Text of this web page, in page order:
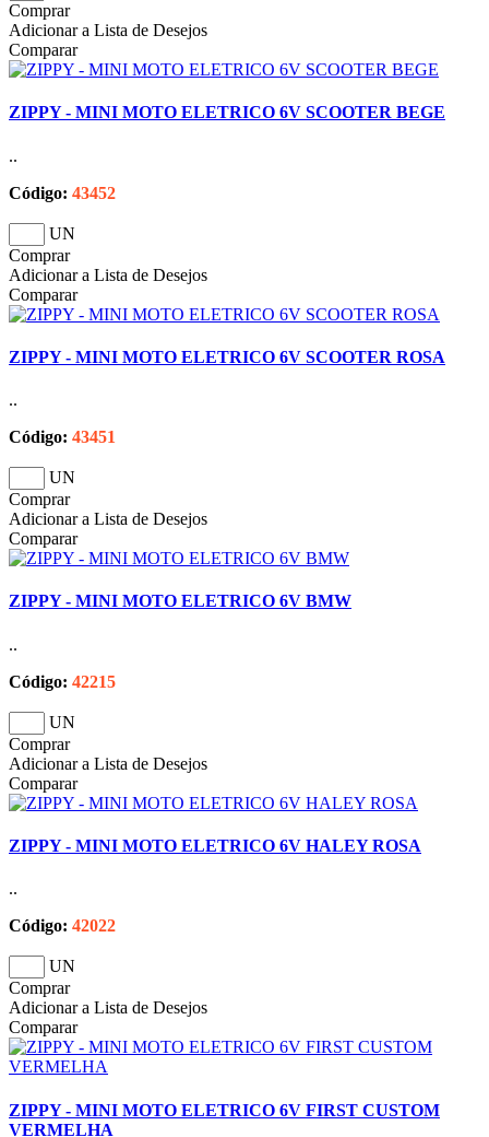
Comprar
Adicionar a Lista de Desejos
Comparar
ZIPPY - MINI MOTO ELETRICO 6V SCOOTER BEGE
..
Código: 43452
UN
Comprar
Adicionar a Lista de Desejos
Comparar
ZIPPY - MINI MOTO ELETRICO 6V SCOOTER ROSA
..
Código: 43451
UN
Comprar
Adicionar a Lista de Desejos
Comparar
ZIPPY - MINI MOTO ELETRICO 6V BMW
..
Código: 42215
UN
Comprar
Adicionar a Lista de Desejos
Comparar
ZIPPY - MINI MOTO ELETRICO 6V HALEY ROSA
..
Código: 42022
UN
Comprar
Adicionar a Lista de Desejos
Comparar
ZIPPY - MINI MOTO ELETRICO 6V FIRST CUSTOM
VERMELHA